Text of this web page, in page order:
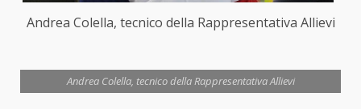
Andrea Colella, tecnico della Rappresentativa Allievi
Andrea Colella, tecnico della Rappresentativa Allievi